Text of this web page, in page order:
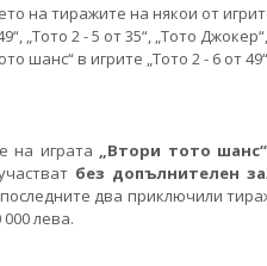
на тиражите на някои от
„Тото 2 - 5 от 35“, „Тото Джокер“,
шанс“ в игрите „Тото 2 - 6 от
на играта „Втори тото
без допълнителен
два приключили
лева.